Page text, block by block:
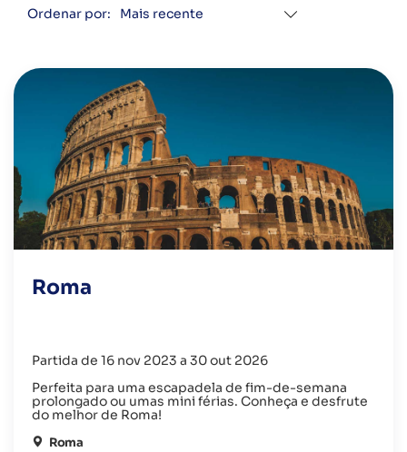
Ordenar por:
Roma
Partida de 16 nov 2023 a 30 out 2026
Perfeita para uma escapadela de fim-de-semana
prolongado ou umas mini férias. Conheça e desfrute
do melhor de Roma!
Roma